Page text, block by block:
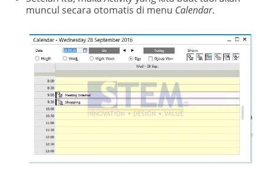
muncul secara otomatis di menu Calendar.